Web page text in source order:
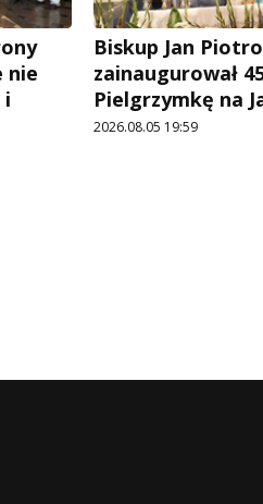
nie
i
Biskup Jan
zainaugurował
Pielgrzymkę na
2026.08.05 19:59